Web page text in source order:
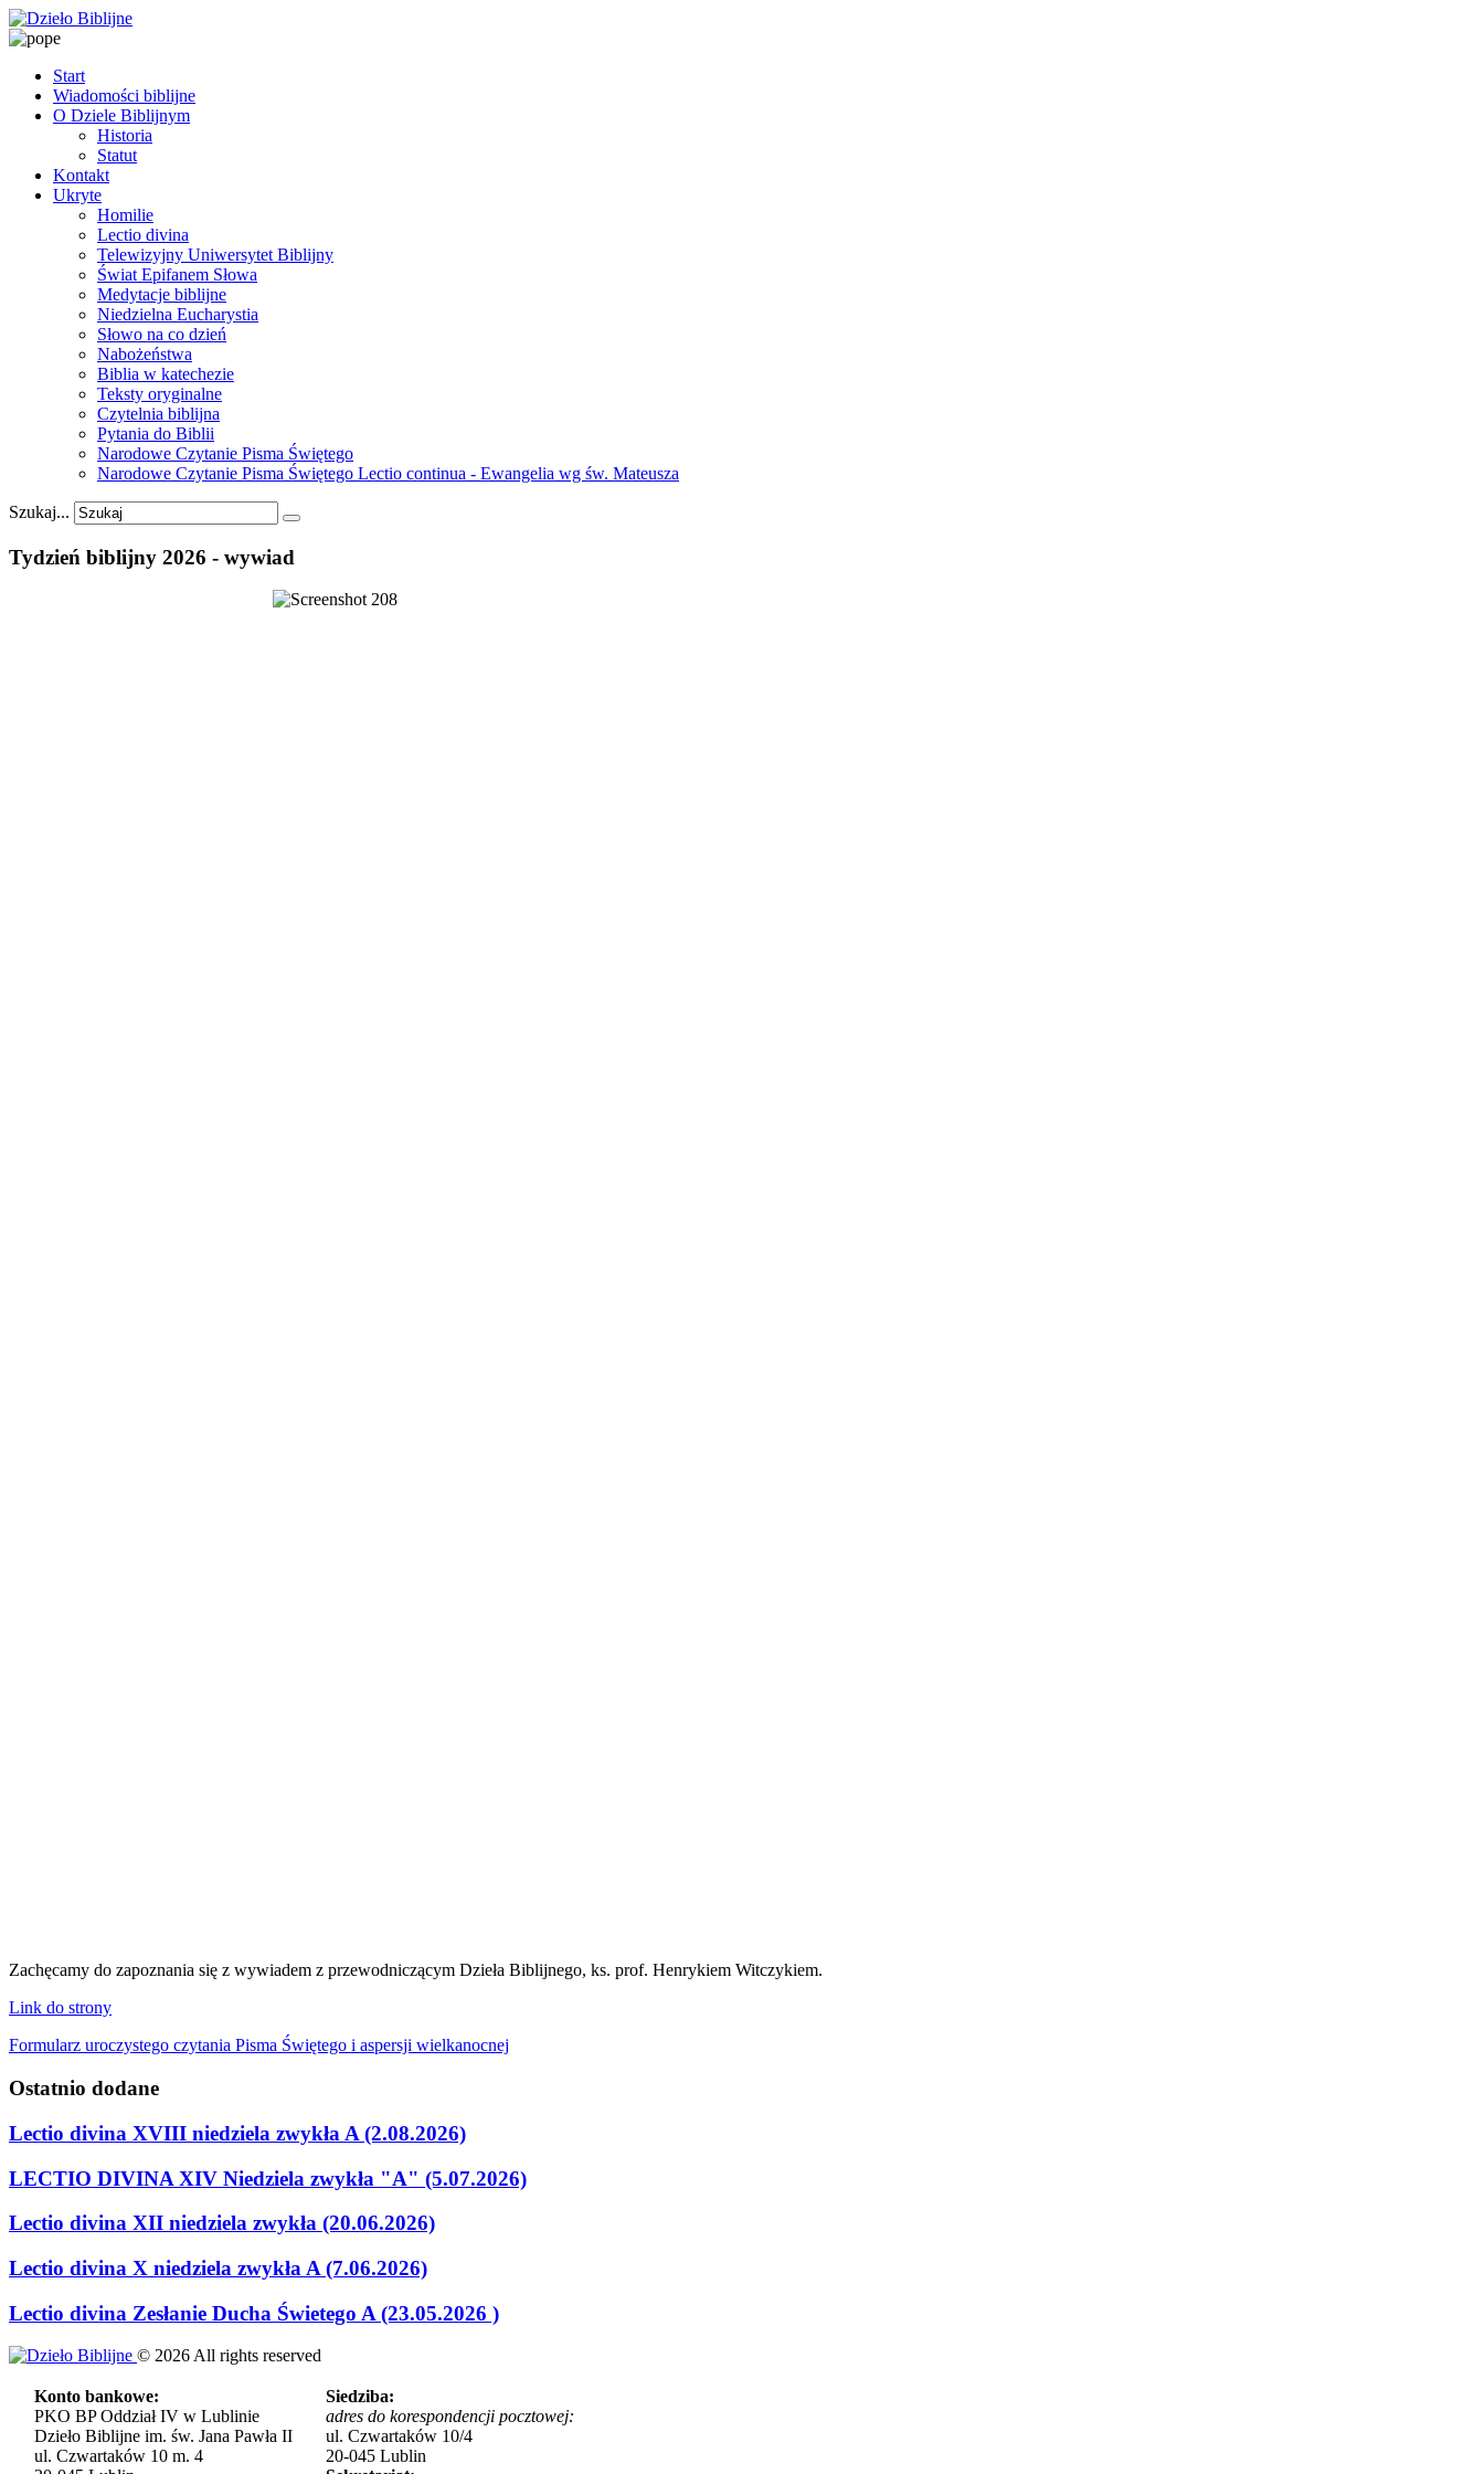
Start
Wiadomości biblijne
O Dziele Biblijnym
Historia
Statut
Kontakt
Ukryte
Homilie
Lectio divina
Telewizyjny Uniwersytet Biblijny
Świat Epifanem Słowa
Medytacje biblijne
Niedzielna Eucharystia
Słowo na co dzień
Nabożeństwa
Biblia w katechezie
Teksty oryginalne
Czytelnia biblijna
Pytania do Biblii
Narodowe Czytanie Pisma Świętego
Narodowe Czytanie Pisma Świętego Lectio continua - Ewangelia wg św. Mateusza
Szukaj...
Tydzień biblijny 2026 - wywiad
Zachęcamy do zapoznania się z wywiadem z przewodniczącym Dzieła Biblijnego, ks. prof. Henrykiem Witczykiem.
Link do strony
Formularz uroczystego czytania Pisma Świętego i aspersji wielkanocnej
Ostatnio dodane
Lectio divina XVIII niedziela zwykła A (2.08.2026)
LECTIO DIVINA XIV Niedziela zwykła "A" (5.07.2026)
Lectio divina XII niedziela zwykła (20.06.2026)
Lectio divina X niedziela zwykła A (7.06.2026)
Lectio divina Zesłanie Ducha Świetego A (23.05.2026 )
© 2026All rights reserved
Konto bankowe:
PKO BP Oddział IV w Lublinie
Dzieło Biblijne im. św. Jana Pawła II
ul. Czwartaków 10 m. 4
Siedziba:
adres do korespondencji pocztowej:
ul. Czwartaków 10/4
20-045 Lublin